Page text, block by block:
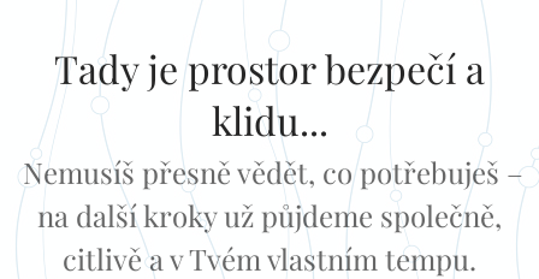
Tady je prostor bezpečí a
klidu...
Nemusíš přesně vědět, co potřebuješ –
na další kroky už půjdeme společně,
citlivě a v Tvém vlastním tempu.